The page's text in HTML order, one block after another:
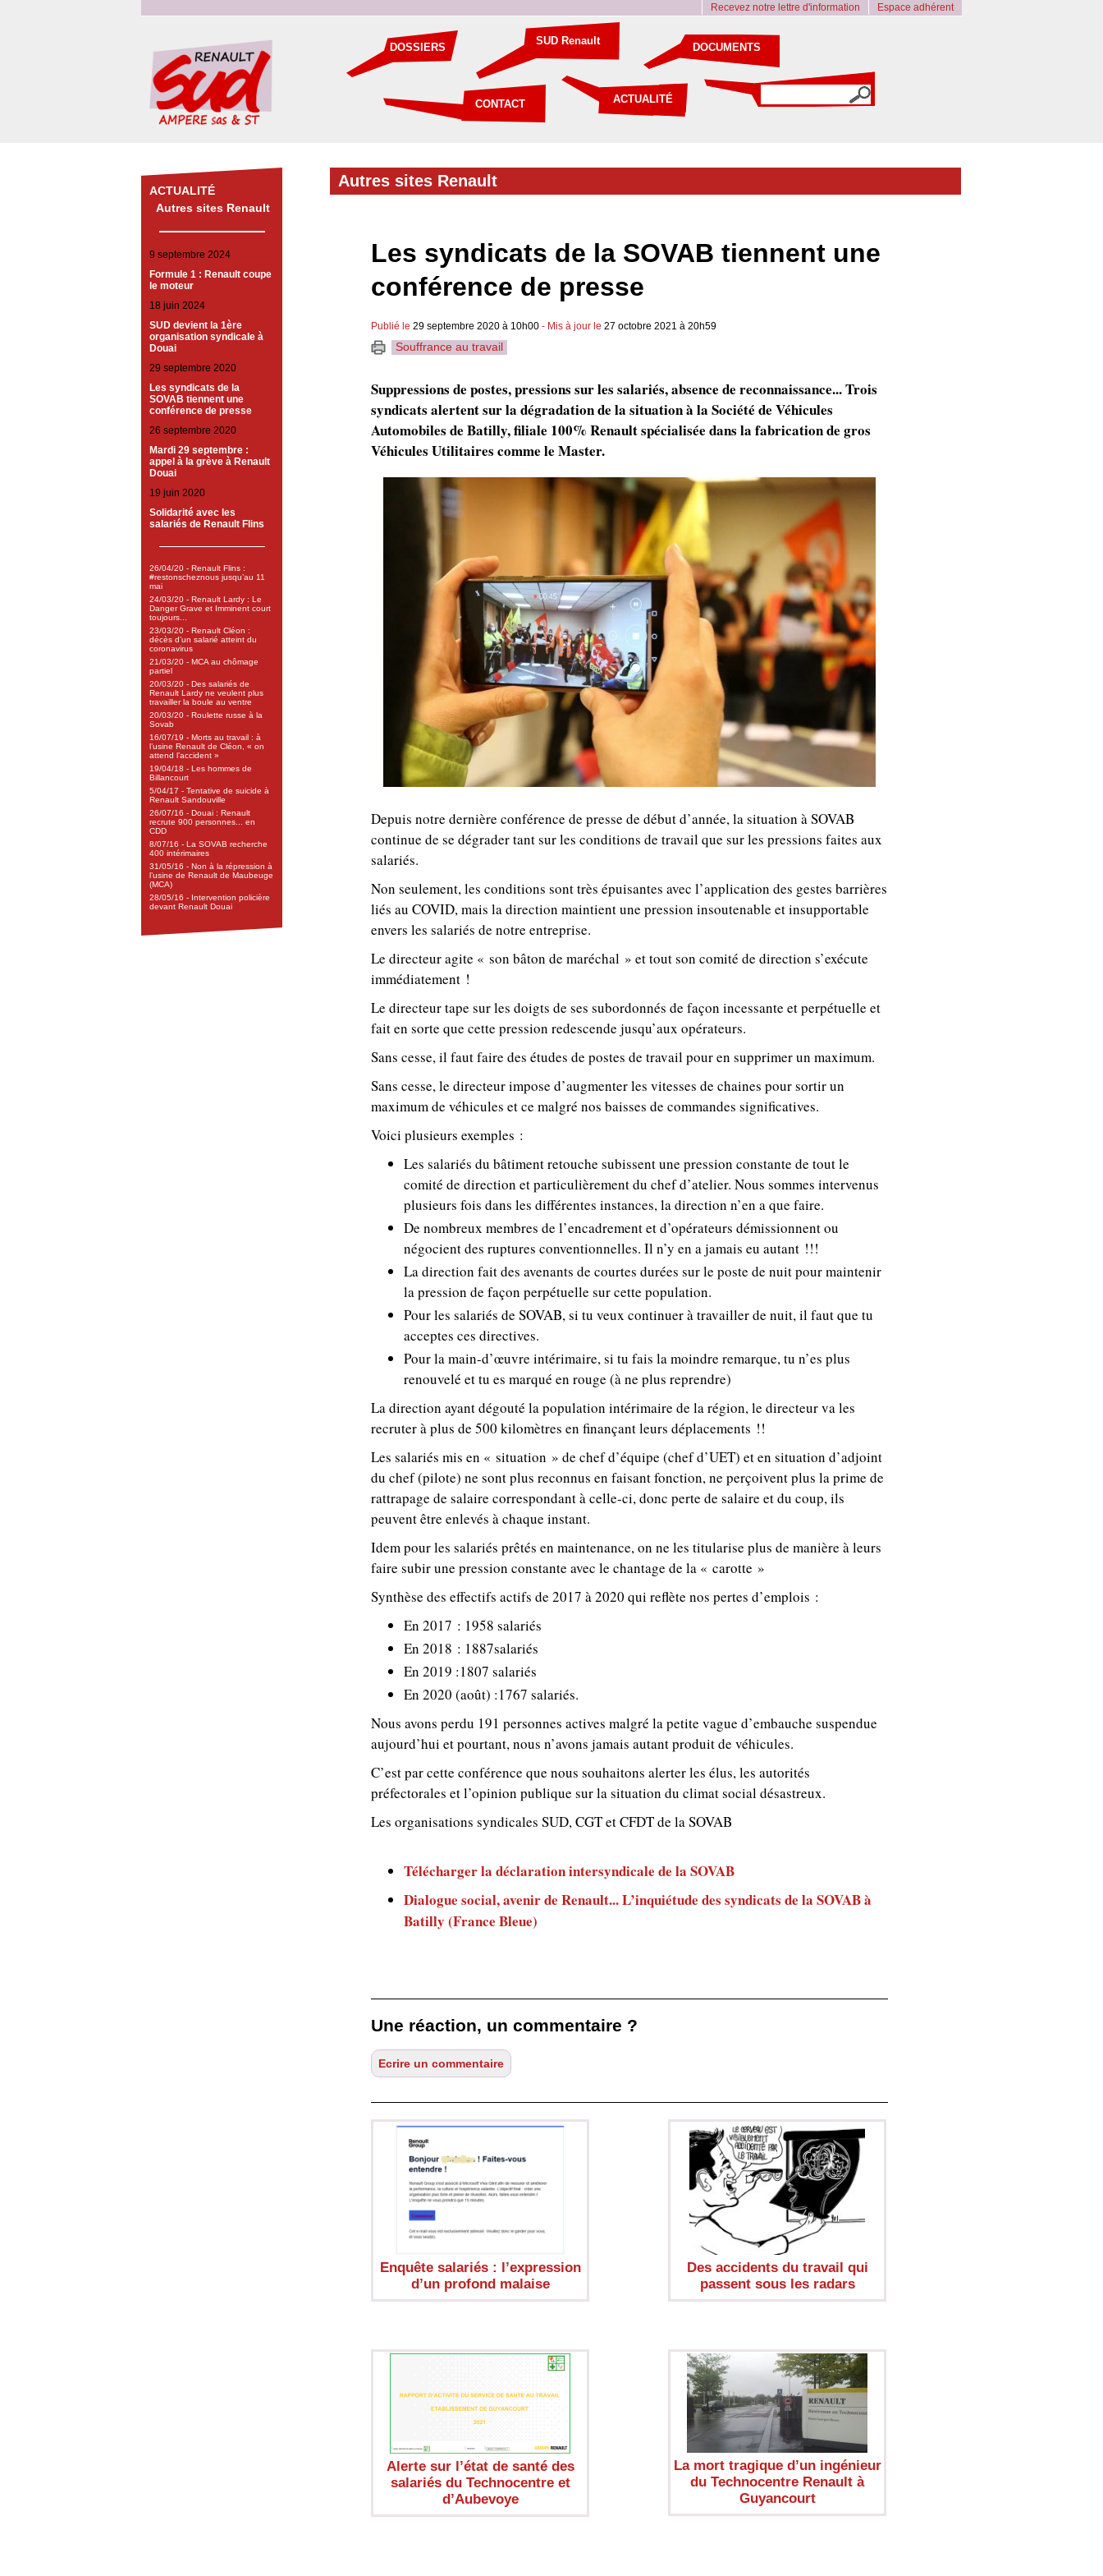
Espace adhérent
Recevez notre lettre d'information
SUD Renault
ACTUALITÉ
DOSSIERS
CONTACT
DOCUMENTS
ACTUALITÉ
Autres sites Renault
9 septembre 2024
Formule 1 : Renault coupe
le moteur
18 juin 2024
SUD devient la 1ère
organisation syndicale à
Douai
29 septembre 2020
Les syndicats de la
SOVAB tiennent une
conférence de presse
26 septembre 2020
Mardi 29 septembre :
appel à la grève à Renault
Douai
19 juin 2020
Solidarité avec les
salariés de Renault Flins
26/04/20 - Renault Flins :
#restonscheznous jusqu’au 11
mai
24/03/20 - Renault Lardy : Le
Danger Grave et Imminent court
toujours...
23/03/20 - Renault Cléon :
décès d’un salarié atteint du
coronavirus
21/03/20 - MCA au chômage
partiel
20/03/20 - Des salariés de
Renault Lardy ne veulent plus
travailler la boule au ventre
20/03/20 - Roulette russe à la
Sovab
16/07/19 - Morts au travail : à
l’usine Renault de Cléon, « on
attend l’accident »
19/04/18 - Les hommes de
Billancourt
5/04/17 - Tentative de suicide à
Renault Sandouville
26/07/16 - Douai : Renault
recrute 900 personnes... en
CDD
8/07/16 - La SOVAB recherche
400 intérimaires
31/05/16 - Non à la répression à
l’usine de Renault de Maubeuge
(MCA)
28/05/16 - Intervention policière
devant Renault Douai
Autres sites Renault
Les syndicats de la SOVAB tiennent une
conférence de presse
Publié le 29 septembre 2020 à 10h00 - Mis à jour le 27 octobre 2021 à 20h59
Souffrance au travail
Suppressions de postes, pressions sur les salariés, absence de reconnaissance... Trois
syndicats alertent sur la dégradation de la situation à la Société de Véhicules
Automobiles de Batilly, filiale 100% Renault spécialisée dans la fabrication de gros
Véhicules Utilitaires comme le Master.
Depuis notre dernière conférence de presse de début d’année, la situation à SOVAB
continue de se dégrader tant sur les conditions de travail que sur les pressions faites aux
salariés.
Non seulement, les conditions sont très épuisantes avec l’application des gestes barrières
liés au COVID, mais la direction maintient une pression insoutenable et insupportable
envers les salariés de notre entreprise.
Le directeur agite « son bâton de maréchal » et tout son comité de direction s’exécute
immédiatement !
Le directeur tape sur les doigts de ses subordonnés de façon incessante et perpétuelle et
fait en sorte que cette pression redescende jusqu’aux opérateurs.
Sans cesse, il faut faire des études de postes de travail pour en supprimer un maximum.
Sans cesse, le directeur impose d’augmenter les vitesses de chaines pour sortir un
maximum de véhicules et ce malgré nos baisses de commandes significatives.
Voici plusieurs exemples :
Les salariés du bâtiment retouche subissent une pression constante de tout le
comité de direction et particulièrement du chef d’atelier. Nous sommes intervenus
plusieurs fois dans les différentes instances, la direction n’en a que faire.
De nombreux membres de l’encadrement et d’opérateurs démissionnent ou
négocient des ruptures conventionnelles. Il n’y en a jamais eu autant !!!
La direction fait des avenants de courtes durées sur le poste de nuit pour maintenir
la pression de façon perpétuelle sur cette population.
Pour les salariés de SOVAB, si tu veux continuer à travailler de nuit, il faut que tu
acceptes ces directives.
Pour la main-d’œuvre intérimaire, si tu fais la moindre remarque, tu n’es plus
renouvelé et tu es marqué en rouge (à ne plus reprendre)
La direction ayant dégouté la population intérimaire de la région, le directeur va les
recruter à plus de 500 kilomètres en finançant leurs déplacements !!
Les salariés mis en « situation » de chef d’équipe (chef d’UET) et en situation d’adjoint
du chef (pilote) ne sont plus reconnus en faisant fonction, ne perçoivent plus la prime de
rattrapage de salaire correspondant à celle-ci, donc perte de salaire et du coup, ils
peuvent être enlevés à chaque instant.
Idem pour les salariés prêtés en maintenance, on ne les titularise plus de manière à leurs
faire subir une pression constante avec le chantage de la « carotte »
Synthèse des effectifs actifs de 2017 à 2020 qui reflète nos pertes d’emplois :
En 2017 : 1958 salariés
En 2018 : 1887salariés
En 2019 :1807 salariés
En 2020 (août) :1767 salariés.
Nous avons perdu 191 personnes actives malgré la petite vague d’embauche suspendue
aujourd’hui et pourtant, nous n’avons jamais autant produit de véhicules.
C’est par cette conférence que nous souhaitons alerter les élus, les autorités
préfectorales et l’opinion publique sur la situation du climat social désastreux.
Les organisations syndicales SUD, CGT et CFDT de la SOVAB
Télécharger la déclaration intersyndicale de la SOVAB
Dialogue social, avenir de Renault... L’inquiétude des syndicats de la SOVAB à
Batilly (France Bleue)
Une réaction, un commentaire ?
Enquête salariés : l’expression
d’un profond malaise
Des accidents du travail qui
passent sous les radars
Alerte sur l’état de santé des
salariés du Technocentre et
d’Aubevoye
La mort tragique d’un ingénieur
du Technocentre Renault à
Guyancourt